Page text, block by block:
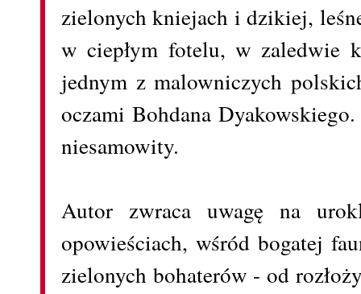
zielonych kniejach i dzikiej,
w ciepłym fotelu, w zaledwie
jednym z malowniczych
oczami Bohdana
niesamowity.
Autor zwraca uwagę na
opowieściach, wśród bogatej
zielonych bohaterów - od